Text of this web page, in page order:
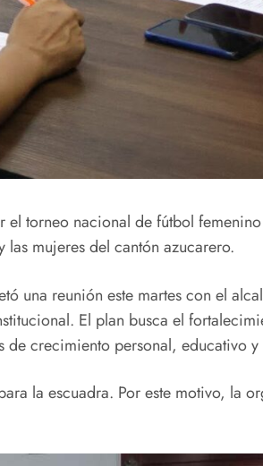
torneo nacional de fútbol
mujeres del cantón azucarero.
una reunión este martes con el
El plan busca el
crecimiento personal, educativo
la escuadra. Por este motivo, la